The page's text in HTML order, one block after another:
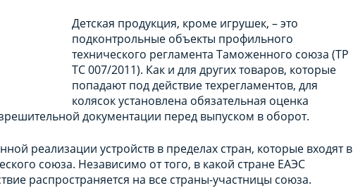
Детская продукция, кроме игрушек, – это
подконтрольные объекты профильного
технического регламента Таможенного союза (ТР
ТС 007/2011). Как и для других товаров, которые
попадают под действие техрегламентов, для
колясок установлена обязательная оценка
документации перед выпуском в оборот.
реализации устройств в пределах стран, которые входят в
союза. Независимо от того, в какой стране ЕАЭС
распространяется на все страны-участницы союза.